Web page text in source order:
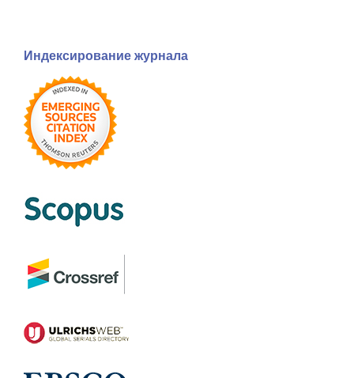
Индексирование журнала